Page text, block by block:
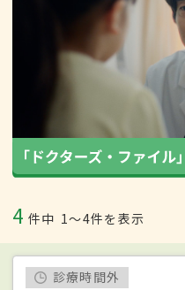
4 件中 1〜4件を表示
診療時間外